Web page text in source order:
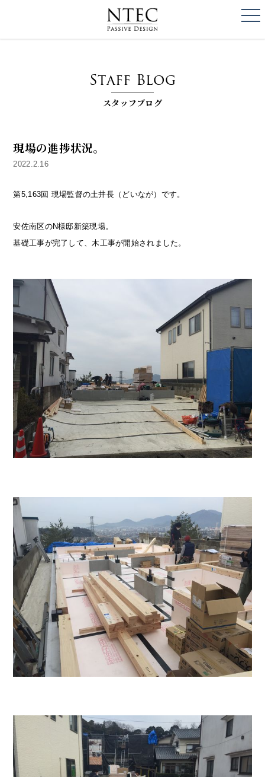
Staff Blog
スタッフブログ
現場の進捗状況。
2022.2.16
第5,163回 現場監督の土井長（どいなが）です。
安佐南区のN様邸新築現場。
基礎工事が完了して、木工事が開始されました。